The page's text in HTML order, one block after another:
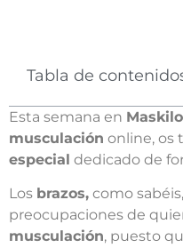
Tabla de
Esta semana en
musculación online, os
especial dedicado de
Los brazos, como
preocupaciones de
musculación, puesto